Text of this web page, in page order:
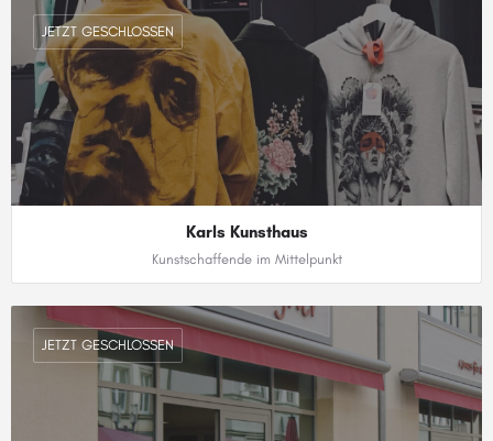
Karls Kunsthaus
Kunstschaffende im Mittelpunkt
JETZT GESCHLOSSEN
JETZT GESCHLOSSEN